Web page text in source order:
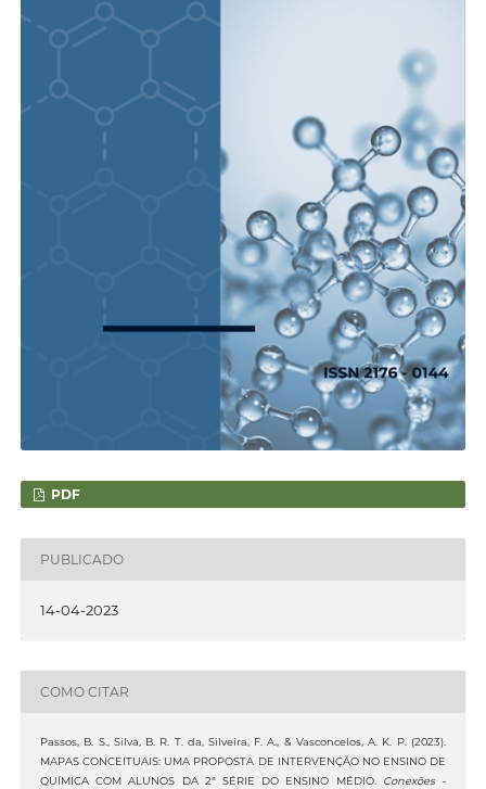
PDF
PUBLICADO
14-04-2023
COMO CITAR
Passos, B. S., Silva, B. R. T. da, Silveira, F. A., & Vasconcelos, A. K. P. (2023).
MAPAS CONCEITUAIS: UMA PROPOSTA DE INTERVENÇÃO NO ENSINO DE
QUÍMICA COM ALUNOS DA 2ª SÉRIE DO ENSINO MÉDIO.
Conexões -